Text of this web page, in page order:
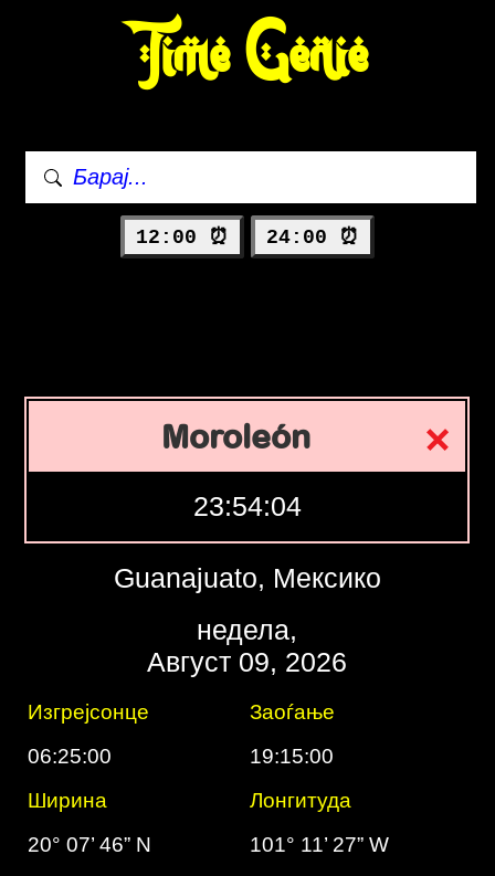
Time Genie
12:00 ⏰ 24:00 ⏰
Moroleón
23:54:05
Guanajuato, Мексико
недела,
Август 09, 2026
Изгрејсонце
Заоѓање
06:25:00
19:15:00
Ширина
Лонгитуда
20° 07’ 46” N
101° 11’ 27” W